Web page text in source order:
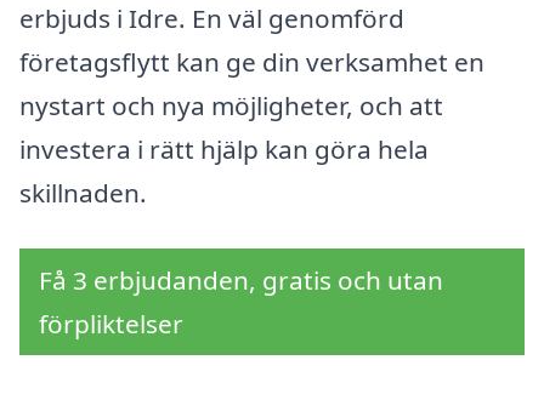
erbjuds i Idre. En väl genomförd
företagsflytt kan ge din verksamhet en
nystart och nya möjligheter, och att
investera i rätt hjälp kan göra hela
skillnaden.
Få 3 erbjudanden, gratis och utan
förpliktelser